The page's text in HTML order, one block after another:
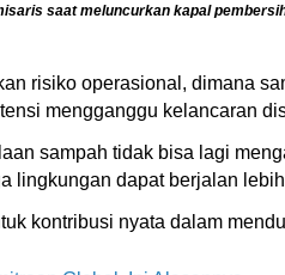
saat meluncurkan kapal
risiko operasional, dimana
mengganggu kelancaran
sampah tidak bisa lagi
lingkungan dapat berjalan
kontribusi nyata dalam